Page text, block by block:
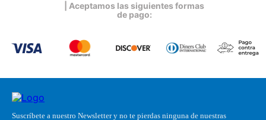
| Aceptamos las siguientes formas
de pago:
Suscríbete a nuestro Newsletter y no te pierdas ninguna de nuestras